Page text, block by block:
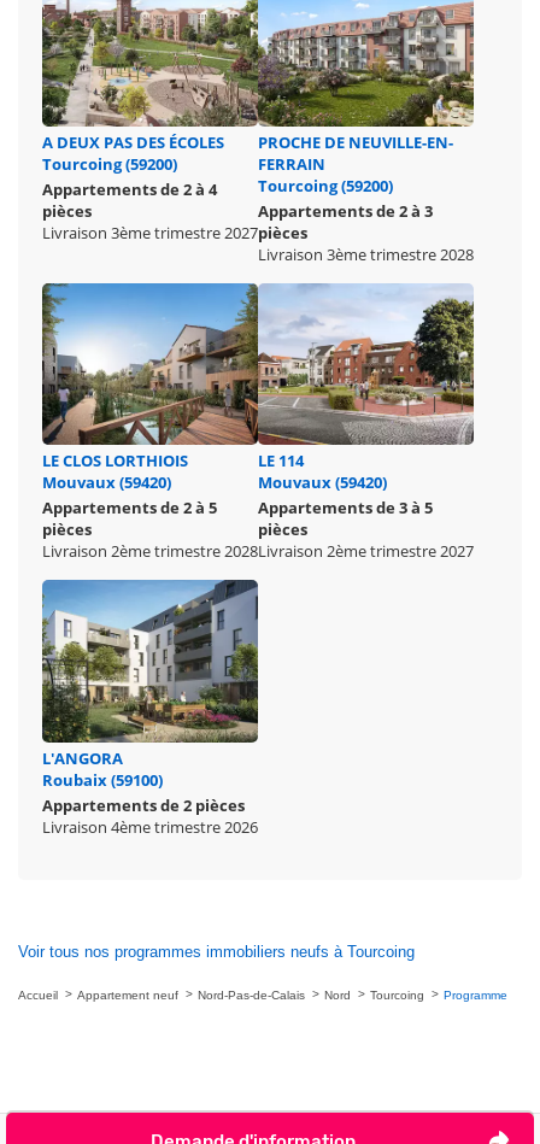
A DEUX PAS DES ÉCOLES
Tourcoing (59200)
Appartements de 2 à 4
pièces
Livraison 3ème trimestre 2027
PROCHE DE NEUVILLE-EN-
FERRAIN
Tourcoing (59200)
Appartements de 2 à 3
pièces
Livraison 3ème trimestre 2028
LE CLOS LORTHIOIS
Mouvaux (59420)
Appartements de 2 à 5
pièces
Livraison 2ème trimestre 2028
LE 114
Mouvaux (59420)
Appartements de 3 à 5
pièces
Livraison 2ème trimestre 2027
L'ANGORA
Roubaix (59100)
Appartements de 2 pièces
Livraison 4ème trimestre 2026
Voir tous nos programmes immobiliers neufs à Tourcoing
Accueil Appartement neuf Nord-Pas-de-Calais Nord Tourcoing Programme
Nous contacter Je ne veux plus être contacté par téléphone